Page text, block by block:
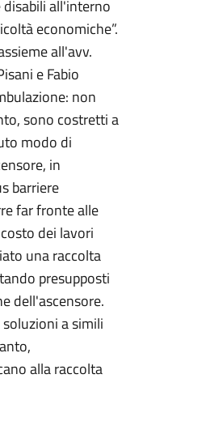
all'interno
economiche”.
all'avv.
e Fabio
non
sono costretti a
modo di
in
barriere
far fronte alle
dei lavori
una raccolta
presupposti
dell'ascensore.
a simili
alla raccolta